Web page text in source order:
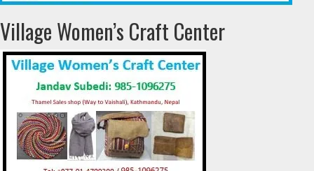
Village Women’s Craft Center